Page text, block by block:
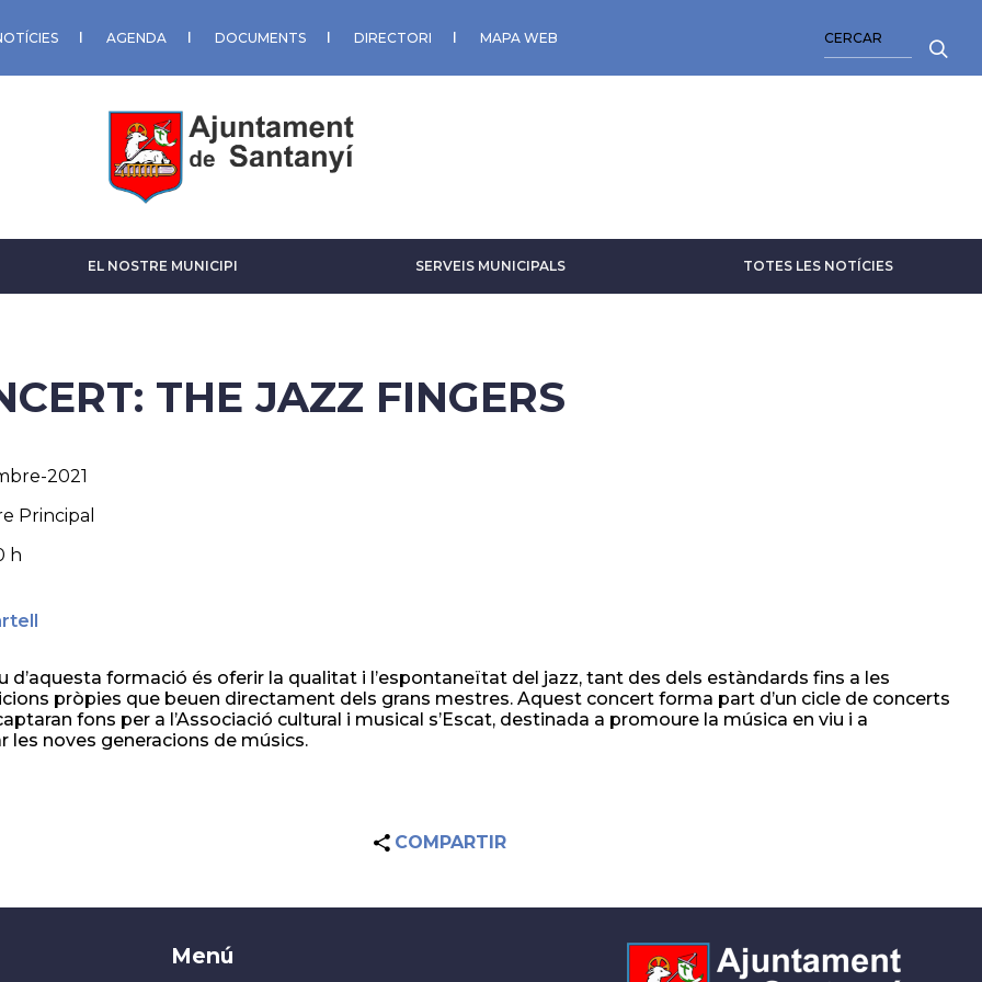
AGENDA DOCUMENTS DIRECTORI MAPA WEB
EL NOSTRE MUNICIPI SERVEIS MUNICIPALS TOTES LES NOTÍCIES
THE JAZZ FINGERS
2021
Principal
h
d’aquesta formació és oferir la qualitat i l’espontaneïtat del jazz, tant des dels estàndards fins a les
pròpies que beuen directament dels grans mestres. Aquest concert forma part d’un cicle de concerts
fons per a l’Associació cultural i musical s’Escat, destinada a promoure la música en viu i a
les noves generacions de músics.
COMPARTIR
Menú